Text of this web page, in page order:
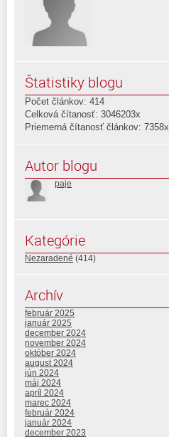
Štatistiky blogu
Počet článkov: 414
Celková čítanosť: 3046203x
Priemerná čítanosť článkov: 7358x
Autor blogu
paje
Kategórie
Nezaradené (414)
Archív
február 2025
január 2025
december 2024
november 2024
október 2024
august 2024
jún 2024
máj 2024
apríl 2024
marec 2024
február 2024
január 2024
december 2023